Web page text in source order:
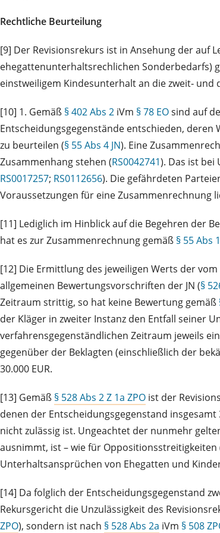
Rechtliche Beurteilung
[9] Der Revisionsrekurs ist in Ansehung der auf
ehegattenunterhaltsrechlichen Sonderbedarfs)
einstweiligem Kindesunterhalt an die zweit‑
[10] 1. Gemäß § 402 Abs 2 iVm § 78 EOsind auf
Entscheidungsgegenstände entschieden,
zu beurteilen (§ 55 Abs 4 JN). Eine
Zusammenhang stehen (RS0042741). Das ist
RS0017257; RS0112656). Die gefährdeten
Voraussetzungen für eine Zusammenrechnung
[11] Lediglich im Hinblick auf die Begehren der
hat es zur Zusammenrechnung gemäß § 55 Abs
[12] Die Ermittlung des jeweiligen Werts der
allgemeinen Bewertungsvorschriften der JN (§
Zeitraum strittig, so hat keine Bewertung gemäß
der Kläger in zweiter Instanz den Entfall seiner
verfahrensgegenständlichen Zeitraum jeweils
gegenüber der Beklagten (einschließlich der
30.000 EUR.
[13] Gemäß § 528 Abs 2 Z 1a ZPO ist der
denen der Entscheidungsgegenstand insgesamt
nicht zulässig ist. Ungeachtet der nunmehr
ausnimmt, ist – wie für Oppositionsstreitigkeiten
Unterhaltsansprüchen von Ehegatten und
[14] Da folglich der Entscheidungsgegenstand
Rekursgericht die Unzulässigkeit des
ZPO), sondern ist nach § 528 Abs 2a iVm § 508